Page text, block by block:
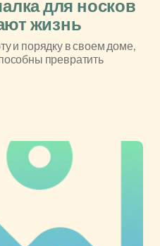
для носков
жизнь
и порядку в своем доме,
превратить